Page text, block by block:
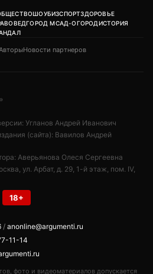
ШОУБИЗСПОРТЗДОРОВЬЕ
ГОРОД МСАД-ОГОРОДИСТОРИЯ
Новости партнеров
Угланов Андрей Иванович
(сайта): Вавилов Андрей
Аверьянова Олеся Сергеевна
ул. Арбат, д. 29, 1-й этаж, пом. IV,
18+
/ anonline@argumenti.ru
11-14
фото и видеоматериалов допускается